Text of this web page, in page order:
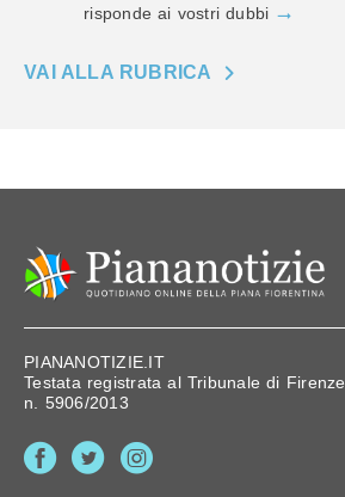
risponde ai vostri dubbi
VAI ALLA RUBRICA
PIANANOTIZIE.IT
Testata registrata al Tribunale di Firenze,
n. 5906/2013